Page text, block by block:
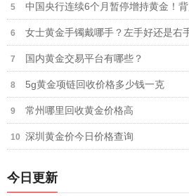
中国央行连续6个月暂停增持黄金！
女士黄金手镯戴哪手？左手好还是右
国内黄金交易平台有哪些？
5g黄金项链回收价格多少钱一克
常州哪里回收黄金价格高
深圳黄金价今日价格查询
今日更新